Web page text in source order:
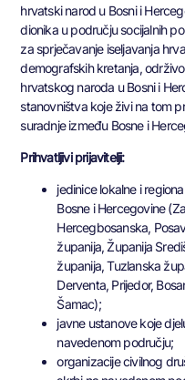
hrvatski narod u Bosni i
dionika u području socijalnih
za sprječavanje iseljavanja
demografskih kretanja,
hrvatskog naroda u Bosni i
stanovništva koje živi na tom
suradnje između Bosne i
Prihvatljivi prijavitelji:
jedinice lokalne i
Bosne i Hercegovine
Hercegbosanska,
županija, Županija
županija, Tuzlanska
Derventa, Prijedor,
Šamac);
javne ustanove koje
navedenom području;
organizacije civilnog